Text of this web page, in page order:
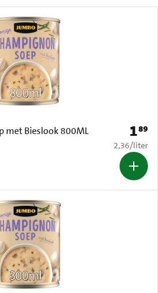
met Bieslook 800ML Prijs:
189
€ 2,36 per
2,36/liter